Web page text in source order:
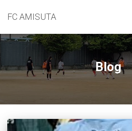
FC AMISUTA
Blog